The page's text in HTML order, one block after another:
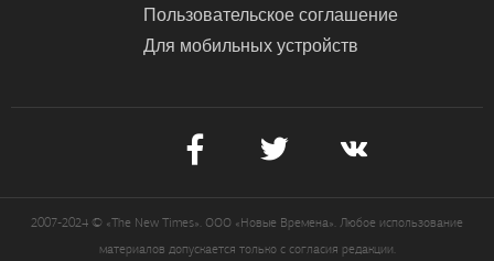
Пользовательское соглашение
Для мобильных устройств
2007-2024 © «The New Times». ООО «Новые Времена». Любое использование
материалов допускается только с согласия редакции.